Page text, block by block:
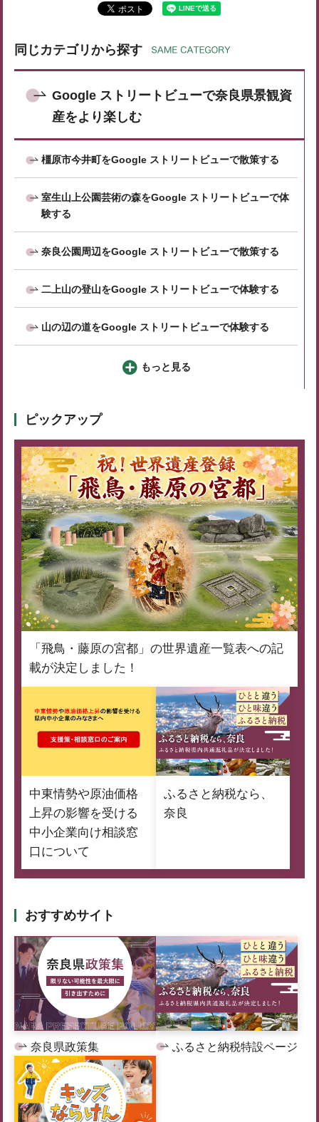
同じカテゴリから探す
Google ストリートビューで奈良県景観資
産をより楽しむ
橿原市今井町をGoogle ストリートビューで散策する
室生山上公園芸術の森をGoogle ストリートビューで体
験する
奈良公園周辺をGoogle ストリートビューで散策する
二上山の登山をGoogle ストリートビューで体験する
山の辺の道をGoogle ストリートビューで体験する
もっと見る
ピックアップ
「飛鳥・藤原の宮都」の世界遺産一覧表への記
載が決定しました！
中東情勢や原油価格
上昇の影響を受ける
中小企業向け相談窓
口について
ふるさと納税なら、
奈良
おすすめサイト
奈良県政策集 ふるさと納税特設ページ